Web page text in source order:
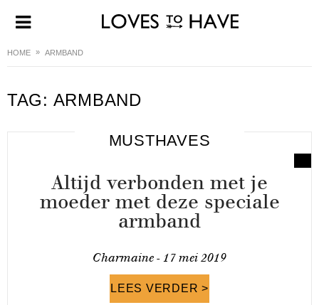
HOME ARMBAND
TAG: ARMBAND
MUSTHAVES
Altijd verbonden met je
moeder met deze speciale
armband
Charmaine - 17 mei 2019
LEES VERDER >